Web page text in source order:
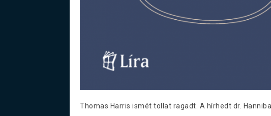
Thomas Harris ismét tollat ragadt. A hírhedt dr.